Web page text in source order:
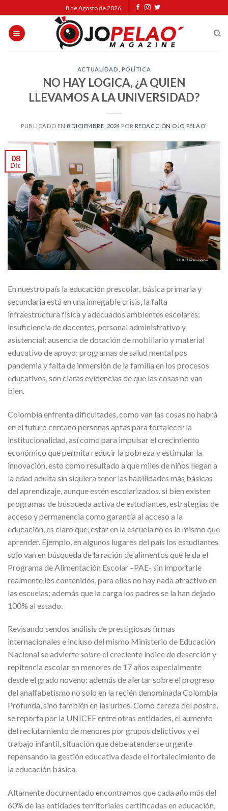
to
content
8 de Agosto de 2026
ACTUALIDAD POLÍTICA
NO HAY LOGICA, ¿A QUIEN
LLEVAMOS A LA UNIVERSIDAD?
PUBLICADO EN 8 DICIEMBRE, 2024 POR REDACCIÓN OJO PELAO'
08
Dic
En nuestro país la educación prescolar, básica primaria y
secundaria está en una innegable crisis, la falta
infraestructura física y adecuados ambientes escolares;
insuficiencia de docentes, personal administrativo y
asistencial; ausencia de dotación de mobiliario y material
educativo de apoyo; programas de salud mental pos
pandemia y falta de inmersión de la familia en los procesos
educativos, son claras evidencias de que las cosas no van
bien.
Colombia enfrenta dificultades, como van las cosas no habrá
en el futuro cercano personas aptas para fortalecer la
institucionalidad, así como para impulsar el crecimiento
económico que permita reducir la pobreza y estimular la
innovación, esto como resultado a que miles de niños llegan a
la edad adulta sin siquiera tener las habilidades más básicas
del aprendizaje, aunque estén escolarizados. si bien existen
programas de búsqueda activa de estudiantes, estrategias de
acceso y permanencia como garantía al acceso a la
educación, es claro que, estar en la escuela no es lo mismo que
aprender. Ejemplo, en algunos lugares del país los estudiantes
solo van en búsqueda de la ración de alimentos que le da el
Programa de Alimentación Escolar –PAE- sin importarle
realmente los contenidos, para ellos no hay nada atractivo en
las escuelas; además que la carga los padres se la han dejado
100% al estado.
Revisando sendos análisis de prestigiosas firmas
internacionales e incluso del mismo Ministerio de Educación
Nacional se advierte sobre el creciente índice de deserción y
repitencia escolar en menores de 17 años especialmente
desde el grado noveno; además de alertar sobre el progreso
del analfabetismo no solo en la recién denominada Colombia
Profunda, sino también en las urbes. Como cereza del postre,
se reporta por la UNICEF entre otras entidades, el aumento
del reclutamiento de menores por grupos delictivos y el
trabajo infantil, situación que debe atenderse urgente
repensando la gestión educativa desde el fortalecimiento de
la educación básica.
Altamente documentado encontramos que cada año más del
60% de las entidades territoriales certificadas en educación,